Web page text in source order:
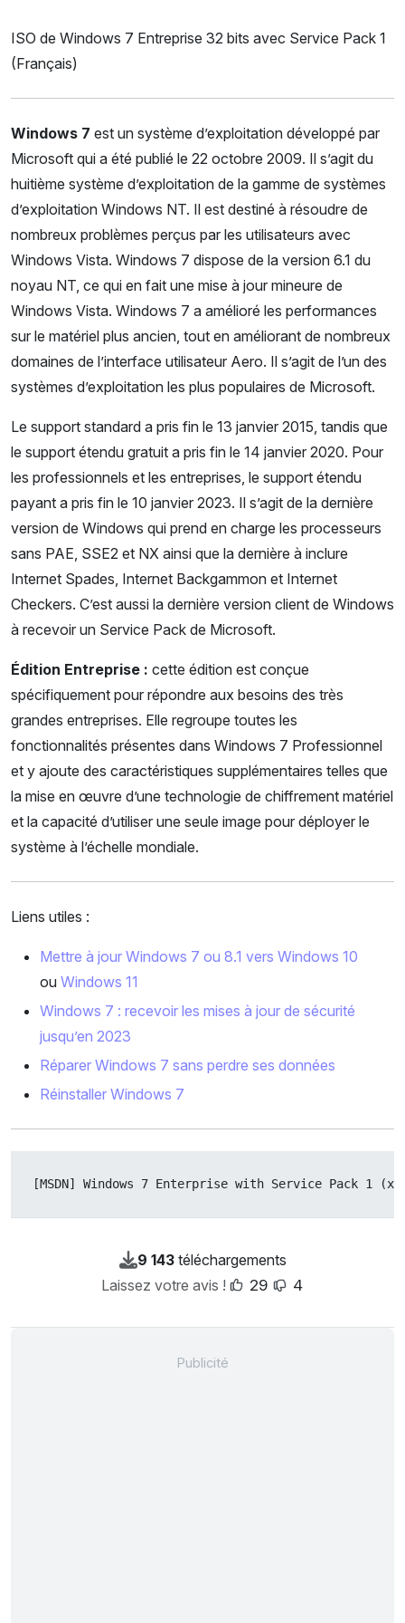
ISO de Windows 7 Entreprise 32 bits avec Service Pack 1
(Français)
Windows 7 est un système d’exploitation développé par
Microsoft qui a été publié le 22 octobre 2009. Il s’agit du
huitième système d’exploitation de la gamme de systèmes
d’exploitation Windows NT. Il est destiné à résoudre de
nombreux problèmes perçus par les utilisateurs avec
Windows Vista. Windows 7 dispose de la version 6.1 du
noyau NT, ce qui en fait une mise à jour mineure de
Windows Vista. Windows 7 a amélioré les performances
sur le matériel plus ancien, tout en améliorant de nombreux
domaines de l’interface utilisateur Aero. Il s’agit de l’un des
systèmes d’exploitation les plus populaires de Microsoft.
Le support standard a pris fin le 13 janvier 2015, tandis que
le support étendu gratuit a pris fin le 14 janvier 2020. Pour
les professionnels et les entreprises, le support étendu
payant a pris fin le 10 janvier 2023. Il s’agit de la dernière
version de Windows qui prend en charge les processeurs
sans PAE, SSE2 et NX ainsi que la dernière à inclure
Internet Spades, Internet Backgammon et Internet
Checkers. C’est aussi la dernière version client de Windows
à recevoir un Service Pack de Microsoft.
Édition Entreprise : cette édition est conçue
spécifiquement pour répondre aux besoins des très
grandes entreprises. Elle regroupe toutes les
fonctionnalités présentes dans Windows 7 Professionnel
et y ajoute des caractéristiques supplémentaires telles que
la mise en œuvre d’une technologie de chiffrement matériel
et la capacité d’utiliser une seule image pour déployer le
système à l’échelle mondiale.
Liens utiles :
Mettre à jour Windows 7 ou 8.1 vers Windows 10
ou Windows 11
Windows 7 : recevoir les mises à jour de sécurité
jusqu’en 2023
Réparer Windows 7 sans perdre ses données
Réinstaller Windows 7
[MSDN] Windows 7 Enterprise with Service Pack 1
9 143téléchargements
Laissez votre avis !
29 4